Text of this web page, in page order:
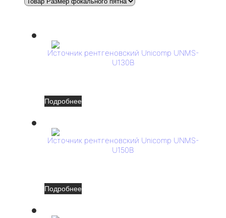
Источник рентгеновский Unicomp UNMS-
U130B
Подробнее
Источник рентгеновский Unicomp UNMS-
U150B
Подробнее